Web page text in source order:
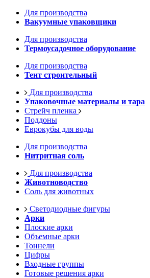
Для производства
Вакуумные упаковщики
Для производства
Термоусадочное оборудование
Для производства
Тент строительный
Для производства
Упаковочные материалы и тара
Стрейч пленка
Поддоны
Еврокубы для воды
Для производства
Нитритная соль
Для производства
Животноводство
Соль для животных
Светодиодные фигуры
Арки
Плоские арки
Объемные арки
Тоннели
Цифры
Входные группы
Готовые решения арки